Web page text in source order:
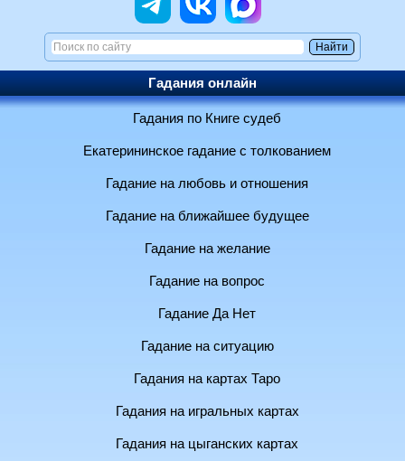
Гадания онлайн
Гадания по Книге судеб
Екатерининское гадание с толкованием
Гадание на любовь и отношения
Гадание на ближайшее будущее
Гадание на желание
Гадание на вопрос
Гадание Да Нет
Гадание на ситуацию
Гадания на картах Таро
Гадания на игральных картах
Гадания на цыганских картах